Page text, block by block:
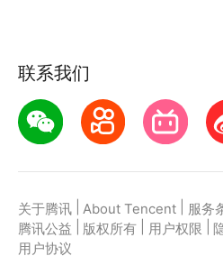
联系我们
关于腾讯 About Tencent 服务
腾讯公益
版权所有 用户权限
用户协议